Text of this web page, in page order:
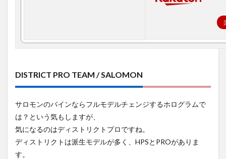
DISTRICT PRO TEAM / SALOMON
サロモンのバインならフルモデルチェンジするホログラムで
は？という気もしますが、
気になるのはディストリクトプロですね。
ディストリクトは派生モデルが多く、HPSとPROがありま
す。